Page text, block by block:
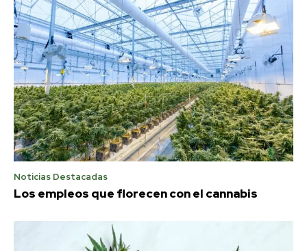
Noticias Destacadas
Los empleos que florecen con el cannabis